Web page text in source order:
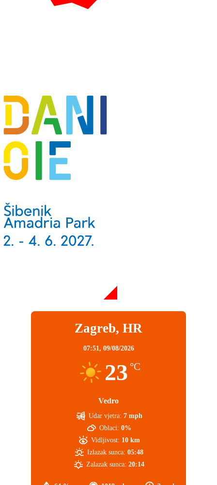
Zagreb, HR
07:51, 09/08/2026
23 °C
Vedro
Udar vjetra: 7 mph
Oblaci: 0%
Vidljivost: 10 km
Izlazak sunca: 05:48
Zalazak sunca: 20:14